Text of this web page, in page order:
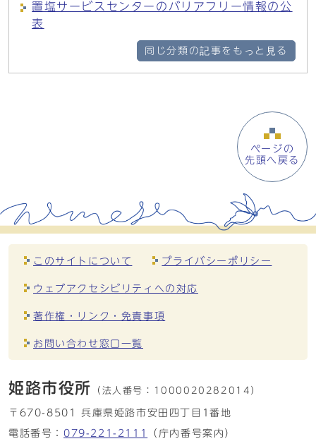
置塩サービスセンターのバリアフリー情報の公
表
同じ分類の記事をもっと見る
ページの
先頭へ戻る
このサイトについて プライバシーポリシー
ウェブアクセシビリティへの対応
著作権・リンク・免責事項
お問い合わせ窓口一覧
姫路市役所 （法人番号： 1000020282014）
〒670-8501 兵庫県姫路市安田四丁目1番地
電話番号： 079-221-2111 （庁内番号案内）